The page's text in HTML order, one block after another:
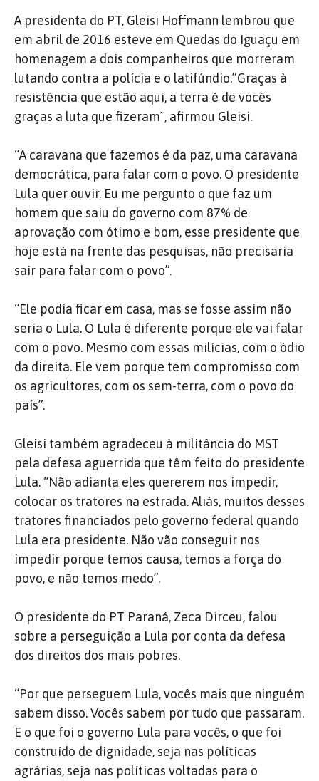
A presidenta do PT, Gleisi Hoffmann lembrou que
em abril de 2016 esteve em Quedas do Iguaçu em
homenagem a dois companheiros que morreram
lutando contra a polícia e o latifúndio.”Graças à
resistência que estão aqui, a terra é de vocês
graças a luta que fizeram˜, afirmou Gleisi.
“A caravana que fazemos é da paz, uma caravana
democrática, para falar com o povo. O presidente
Lula quer ouvir. Eu me pergunto o que faz um
homem que saiu do governo com 87% de
aprovação com ótimo e bom, esse presidente que
hoje está na frente das pesquisas, não precisaria
sair para falar com o povo”.
“Ele podia ficar em casa, mas se fosse assim não
seria o Lula. O Lula é diferente porque ele vai falar
com o povo. Mesmo com essas milícias, com o ódio
da direita. Ele vem porque tem compromisso com
os agricultores, com os sem-terra, com o povo do
país”.
Gleisi também agradeceu à militância do MST
pela defesa aguerrida que têm feito do presidente
Lula. “Não adianta eles quererem nos impedir,
colocar os tratores na estrada. Aliás, muitos desses
tratores financiados pelo governo federal quando
Lula era presidente. Não vão conseguir nos
impedir porque temos causa, temos a força do
povo, e não temos medo”.
O presidente do PT Paraná, Zeca Dirceu, falou
sobre a perseguição a Lula por conta da defesa
dos direitos dos mais pobres.
“Por que perseguem Lula, vocês mais que ninguém
sabem disso. Vocês sabem por tudo que passaram.
E o que foi o governo Lula para vocês, o que foi
construído de dignidade, seja nas políticas
agrárias, seja nas políticas voltadas para o